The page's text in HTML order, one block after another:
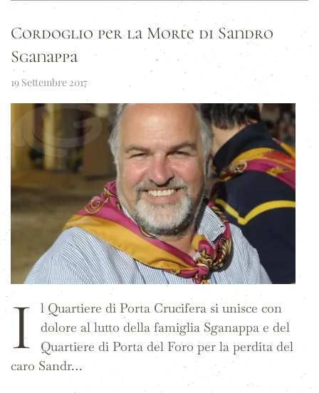
Cordoglio per la Morte di Sandro
Sganappa
19 Settembre 2017
I
l Quartiere di Porta Crucifera si unisce con
dolore al lutto della famiglia Sganappa e del
Quartiere di Porta del Foro per la perdita del
caro Sandr…